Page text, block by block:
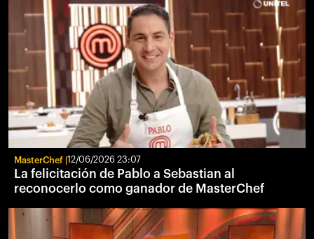
MasterChef 12/06/2026 23:07
La felicitación de Pablo a Sebastian al
reconocerlo como ganador de MasterChef